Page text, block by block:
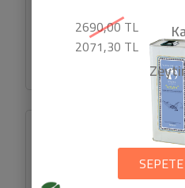
2690,00 TL
2071,30 TL